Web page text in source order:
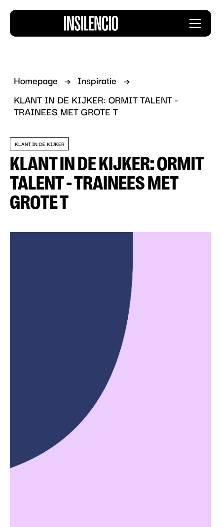
Insilencio
logo
Menu
Homepage
Inspiratie
KLANT IN DE KIJKER: ORMIT TALENT -
TRAINEES MET GROTE T
KLANT IN DE KIJKER
KLANT IN DE KIJKER: ORMIT
TALENT - TRAINEES MET
GROTE T